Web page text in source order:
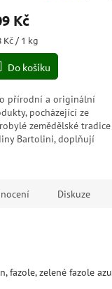
Kč
Kč / 1 kg
Do košíku
přírodní a originální
pocházející ze
zemědělské tradice
Bartolini, doplňují
Diskuze
fazole, zelené fazole